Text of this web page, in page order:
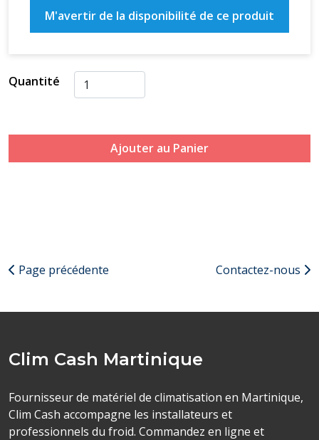
M'avertir de la disponibilité de ce produit
Quantité
Ajouter au Panier
Page précédente Contactez-nous
Clim Cash Martinique
Fournisseur de matériel de climatisation en Martinique,
Clim Cash accompagne les installateurs et
professionnels du froid. Commandez en ligne et